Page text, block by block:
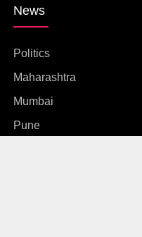
News
Politics
Maharashtra
Mumbai
Pune